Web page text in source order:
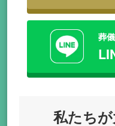
葬
私たちが